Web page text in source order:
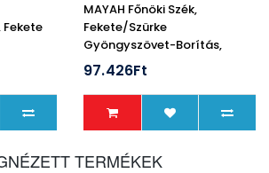
MAYAH Főnöki Szék,
Fekete/szürke
Gyöngyszövet-Borítás,
Fekete Lábkereszt,"Racer"
97.426Ft
TERMÉKEK